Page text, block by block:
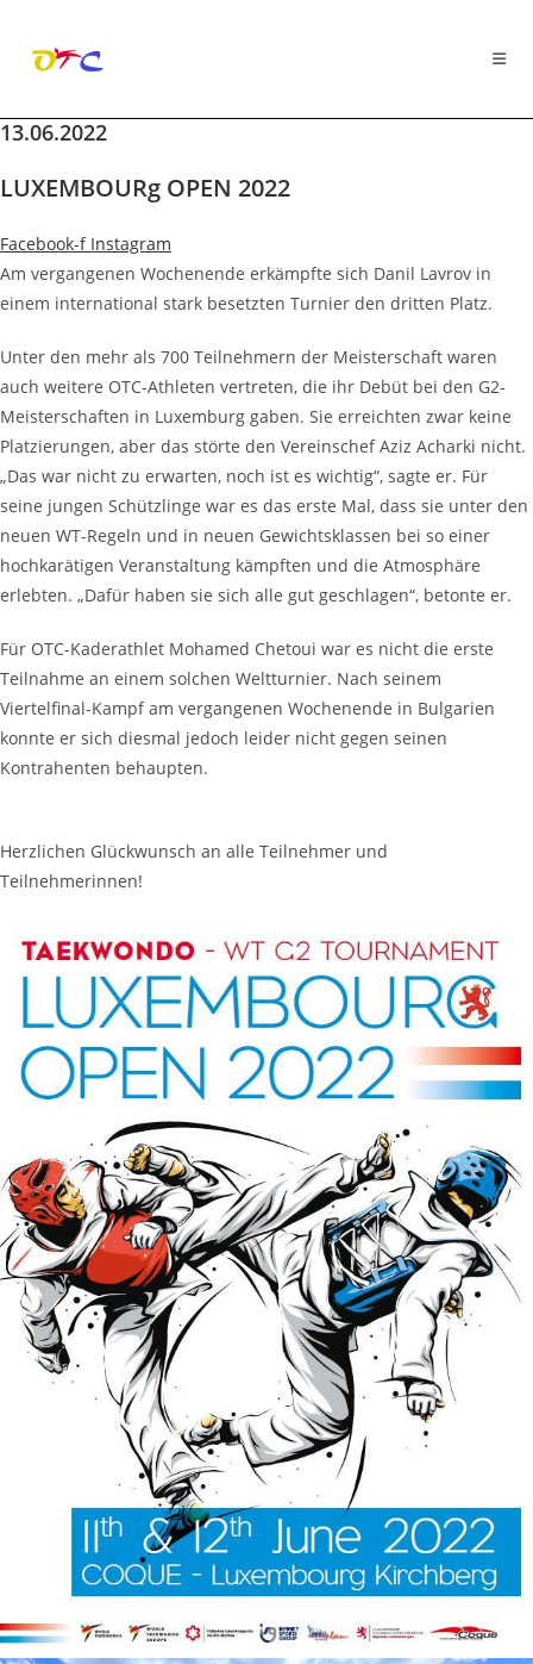
Zum
springen
13.06.2022
LUXEMBOURg OPEN 2022
Facebook-f Instagram
Am vergangenen Wochenende erkämpfte sich Danil Lavrov in
einem international stark besetzten Turnier den dritten Platz.
Unter den mehr als 700 Teilnehmern der Meisterschaft waren
auch weitere OTC-Athleten vertreten, die ihr Debüt bei den G2-
Meisterschaften in Luxemburg gaben. Sie erreichten zwar keine
Platzierungen, aber das störte den Vereinschef Aziz Acharki nicht.
„Das war nicht zu erwarten, noch ist es wichtig“, sagte er. Für
seine jungen Schützlinge war es das erste Mal, dass sie unter den
neuen WT-Regeln und in neuen Gewichtsklassen bei so einer
hochkarätigen Veranstaltung kämpften und die Atmosphäre
erlebten. „Dafür haben sie sich alle gut geschlagen“, betonte er.
Für OTC-Kaderathlet Mohamed Chetoui war es nicht die erste
Teilnahme an einem solchen Weltturnier. Nach seinem
Viertelfinal-Kampf am vergangenen Wochenende in Bulgarien
konnte er sich diesmal jedoch leider nicht gegen seinen
Kontrahenten behaupten.
Herzlichen Glückwunsch an alle Teilnehmer und
Teilnehmerinnen!